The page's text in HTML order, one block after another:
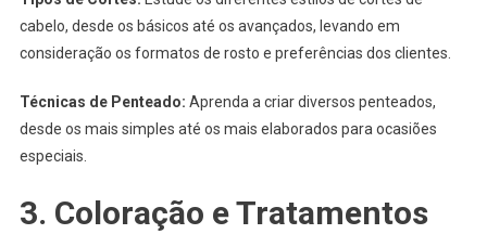
cabelo, desde os básicos até os avançados, levando em
consideração os formatos de rosto e preferências dos clientes.
Técnicas de Penteado: Aprenda a criar diversos penteados,
desde os mais simples até os mais elaborados para ocasiões
especiais.
3. Coloração e Tratamentos